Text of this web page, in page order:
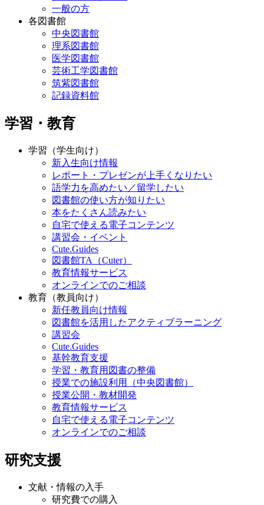
一般の方
各図書館
中央図書館
理系図書館
医学図書館
芸術工学図書館
筑紫図書館
記録資料館
学習・教育
学習（学生向け）
新入生向け情報
レポート・プレゼンが上手くなりたい
語学力を高めたい／留学したい
図書館の使い方が知りたい
本をたくさん読みたい
自宅で使える電子コンテンツ
講習会・イベント
Cute.Guides
図書館TA（Cuter）
教育情報サービス
オンラインでのご相談
教育（教員向け）
新任教員向け情報
図書館を活用したアクティブラーニング
講習会
Cute.Guides
基幹教育支援
学習・教育用図書の整備
授業での施設利用（中央図書館）
授業公開・教材開発
教育情報サービス
自宅で使える電子コンテンツ
オンラインでのご相談
研究支援
文献・情報の入手
研究費での購入